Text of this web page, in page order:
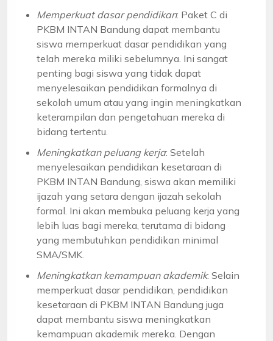
Memperkuat dasar pendidikan: Paket C di
PKBM INTAN Bandung dapat membantu
siswa memperkuat dasar pendidikan yang
telah mereka miliki sebelumnya. Ini sangat
penting bagi siswa yang tidak dapat
menyelesaikan pendidikan formalnya di
sekolah umum atau yang ingin meningkatkan
keterampilan dan pengetahuan mereka di
bidang tertentu.
Meningkatkan peluang kerja: Setelah
menyelesaikan pendidikan kesetaraan di
PKBM INTAN Bandung, siswa akan memiliki
ijazah yang setara dengan ijazah sekolah
formal. Ini akan membuka peluang kerja yang
lebih luas bagi mereka, terutama di bidang
yang membutuhkan pendidikan minimal
SMA/SMK.
Meningkatkan kemampuan akademik: Selain
memperkuat dasar pendidikan, pendidikan
kesetaraan di PKBM INTAN Bandung juga
dapat membantu siswa meningkatkan
kemampuan akademik mereka. Dengan